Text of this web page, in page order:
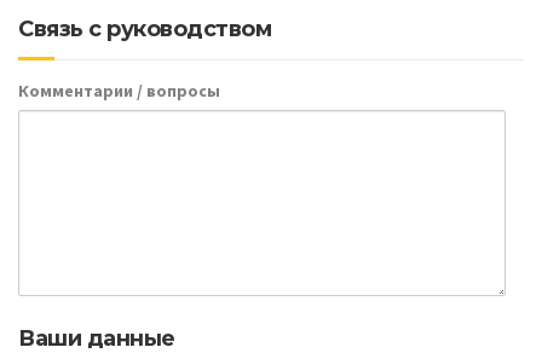
Связь с руководством
Комментарии / вопросы
Ваши данные